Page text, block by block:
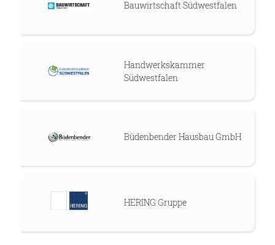
Bauwirtschaft Südwestfalen
Handwerkskammer
Südwestfalen
Büdenbender Hausbau GmbH
HERING Gruppe